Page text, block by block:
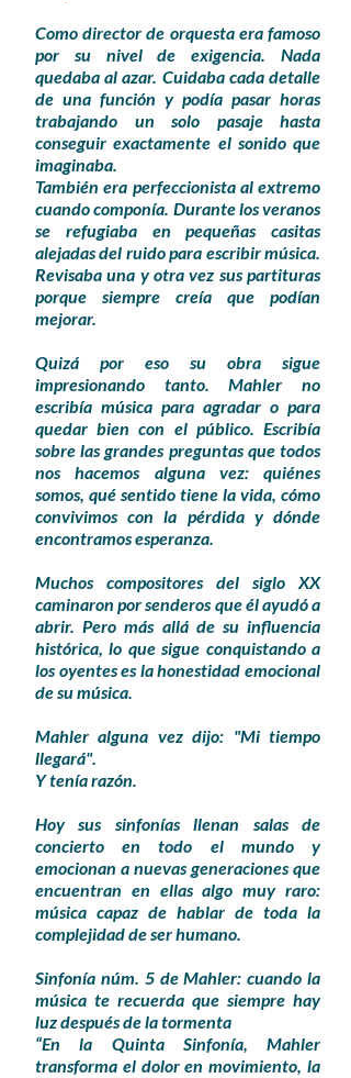
Como director de orquesta era famoso
por su nivel de exigencia. Nada
quedaba al azar. Cuidaba cada detalle
de una función y podía pasar horas
trabajando un solo pasaje hasta
conseguir exactamente el sonido que
imaginaba.
También era perfeccionista al extremo
cuando componía. Durante los veranos
se refugiaba en pequeñas casitas
alejadas del ruido para escribir música.
Revisaba una y otra vez sus partituras
porque siempre creía que podían
mejorar.
Quizá por eso su obra sigue
impresionando tanto. Mahler no
escribía música para agradar o para
quedar bien con el público. Escribía
sobre las grandes preguntas que todos
nos hacemos alguna vez: quiénes
somos, qué sentido tiene la vida, cómo
convivimos con la pérdida y dónde
encontramos esperanza.
Muchos compositores del siglo XX
caminaron por senderos que él ayudó a
abrir. Pero más allá de su influencia
histórica, lo que sigue conquistando a
los oyentes es la honestidad emocional
de su música.
Mahler alguna vez dijo: "Mi tiempo
llegará".
Y tenía razón.
Hoy sus sinfonías llenan salas de
concierto en todo el mundo y
emocionan a nuevas generaciones que
encuentran en ellas algo muy raro:
música capaz de hablar de toda la
complejidad de ser humano.
Sinfonía núm. 5 de Mahler: cuando la
música te recuerda que siempre hay
luz después de la tormenta
“En la Quinta Sinfonía, Mahler
transforma el dolor en movimiento, la